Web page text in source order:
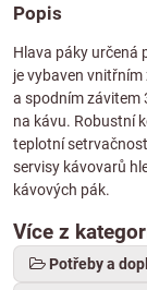
Popis
Hlava páky určená
je vybaven
a spodním závitem
na kávu. Robustní
teplotní
servisy kávovarů
kávových pák.
Více z
Potřeby a